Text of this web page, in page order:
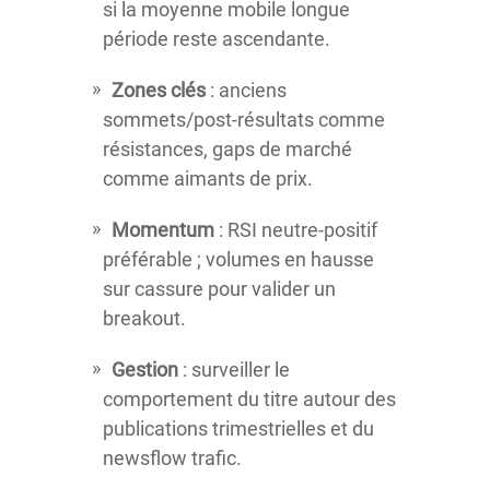
si la moyenne mobile longue
période reste ascendante.
Zones clés : anciens
sommets/post-résultats comme
résistances, gaps de marché
comme aimants de prix.
Momentum : RSI neutre-positif
préférable ; volumes en hausse
sur cassure pour valider un
breakout.
Gestion : surveiller le
comportement du titre autour des
publications trimestrielles et du
newsflow trafic.